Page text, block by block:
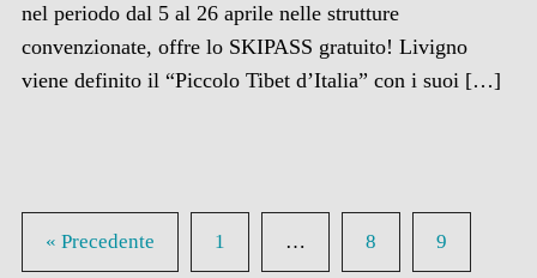
nel periodo dal 5 al 26 aprile nelle strutture
convenzionate, offre lo SKIPASS gratuito! Livigno
viene definito il “Piccolo Tibet d’Italia” con i suoi […]
« Precedente 1 … 8 9